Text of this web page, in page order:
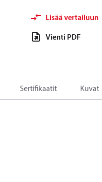
Lisää vertailuun
Vienti PDF
Sertifikaatit Kuvat